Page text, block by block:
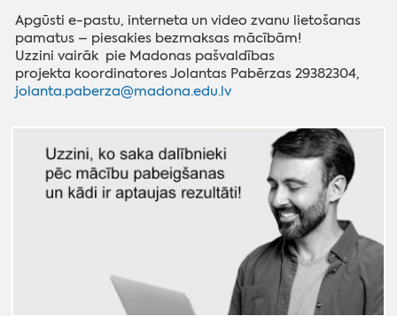
Apgūsti e-pastu, interneta un video zvanu lietošanas
pamatus – piesakies bezmaksas mācībām!
Uzzini vairāk pie Madonas pašvaldības
projekta koordinatores Jolantas Pabērzas 29382304,
jolanta.paberza@madona.edu.lv